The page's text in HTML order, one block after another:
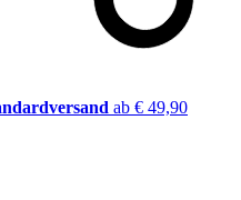
ab € 49,90